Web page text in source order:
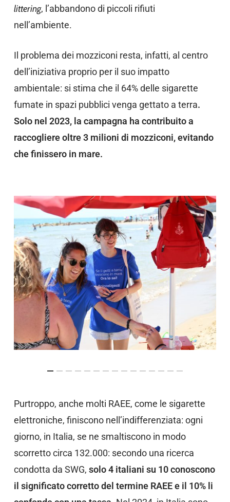
littering, l’abbandono di piccoli rifiuti
nell’ambiente.
Il problema dei mozziconi resta, infatti, al centro
dell’iniziativa proprio per il suo impatto
ambientale: si stima che il 64% delle sigarette
fumate in spazi pubblici venga gettato a terra.
Solo nel 2023, la campagna ha contribuito a
raccogliere oltre 3 milioni di mozziconi, evitando
che finissero in mare.
Purtroppo, anche molti RAEE, come le sigarette
elettroniche, finiscono nell’indifferenziata: ogni
giorno, in Italia, se ne smaltiscono in modo
scorretto circa 132.000: secondo una ricerca
condotta da SWG, solo 4 italiani su 10 conoscono
il significato corretto del termine RAEE e il 10% li